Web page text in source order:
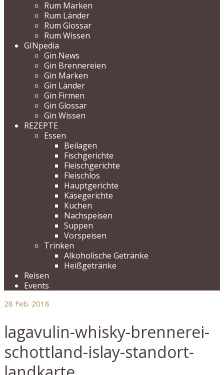
Rum Marken
Rum Länder
Rum Glossar
Rum Wissen
GINpedia
Gin News
Gin Brennereien
Gin Marken
Gin Länder
Gin Firmen
Gin Glossar
Gin Wissen
REZEPTE
Essen
Beilagen
Fischgerichte
Fleischgerichte
Fleischlos
Hauptgerichte
Käsegerichte
Kuchen
Nachspeisen
Suppen
Vorspeisen
Trinken
Alkoholische Getränke
Heißgetränke
Reisen
Events
28 Feb. 2018
lagavulin-whisky-brennerei-
schottland-islay-standort-